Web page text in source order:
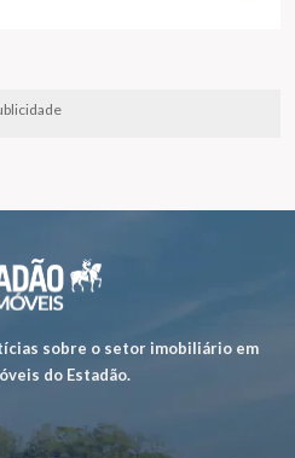
sobre o setor imobiliário em
do Estadão.